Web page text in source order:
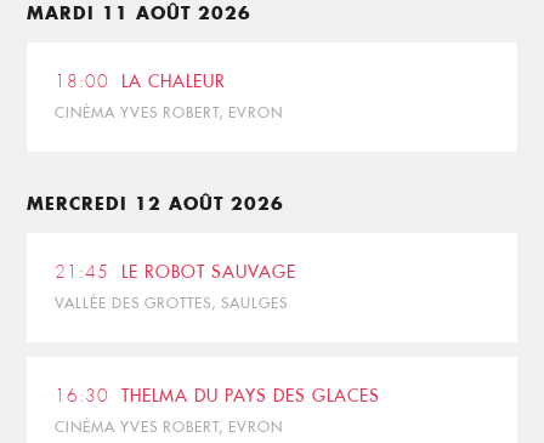
MARDI 11 AOÛT 2026
18:00 LA CHALEUR
CINÉMA YVES ROBERT, EVRON
MERCREDI 12 AOÛT 2026
21:45 LE ROBOT SAUVAGE
VALLÉE DES GROTTES, SAULGES
16:30 THELMA DU PAYS DES GLACES
CINÉMA YVES ROBERT, EVRON